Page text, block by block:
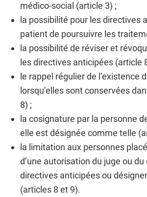
médico-social (article 3) ;
la possibilité pour les directives
patient de poursuivre les
la possibilité de réviser et
les directives anticipées (article
le rappel régulier de l’existence
lorsqu’elles sont conservées
8) ;
la cosignature par la personne
elle est désignée comme telle
la limitation aux personnes
d’une autorisation du juge ou
directives anticipées ou
(articles 8 et 9).